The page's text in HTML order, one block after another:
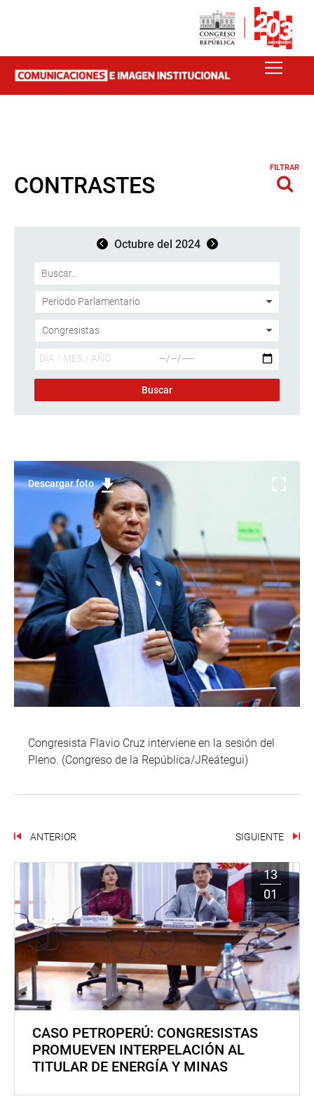
CONTRASTES
FILTRAR
Octubre del 2024
Descargar foto
Congresista Flavio Cruz interviene en la sesión del
Pleno. (Congreso de la República/JReátegui)
ANTERIOR SIGUIENTE
13
01
CASO PETROPERÚ: CONGRESISTAS
PROMUEVEN INTERPELACIÓN AL
TITULAR DE ENERGÍA Y MINAS